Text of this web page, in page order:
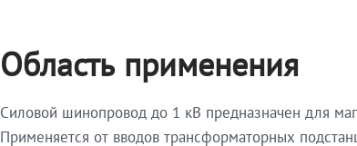
Область применения
Силовой шинопровод до 1 кВ предназначен для
Применяется от вводов трансформаторных